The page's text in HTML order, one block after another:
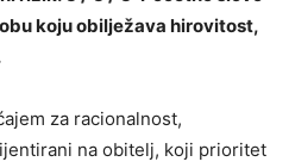
koju obilježava hirovitost,
za racionalnost,
na obitelj, koji prioritet